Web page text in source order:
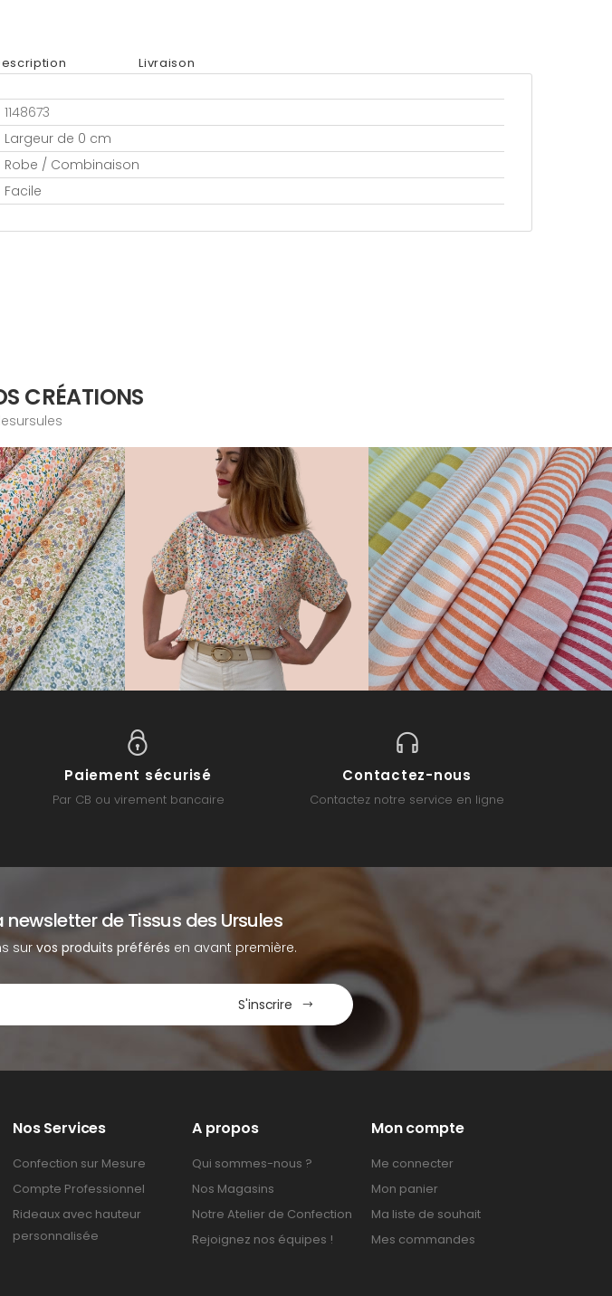
Livraison
1148673
Largeur de 0 cm
Robe / Combinaison
Facile
CRÉATIONS
Paiement sécurisé
Par CB ou virement bancaire
Contactez-nous
Contactez notre service en ligne
de Tissus des Ursules
survos produits préférés en avant première.
S'inscrire
Nos Services
Confection sur Mesure
Compte Professionnel
Rideaux avec hauteur
personnalisée
A propos
Qui sommes-nous ?
Nos Magasins
Notre Atelier de Confection
Rejoignez nos équipes !
Mon compte
Me connecter
Mon panier
Ma liste de souhait
Mes commandes